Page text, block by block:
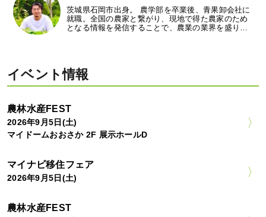
茨城県石岡市出身。 農学部を卒業後、青果卸会社に
就職。全国の農家と繋がり、現地で得た農家のため
となる情報を発信することで、農業の業界を盛り…
イベント情報
農林水産FEST
2026年9月5日(土)
マイドームおおさか 2F 展示ホールD
マイナビ移住フェア
2026年9月5日(土)
農林水産FEST